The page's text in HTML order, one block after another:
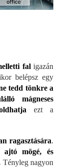
faligazán
belépsz egy
tedd tönkre a
mágneses
ezt a
ragasztására.
ajtó mögé, és
Tényleg nagyon